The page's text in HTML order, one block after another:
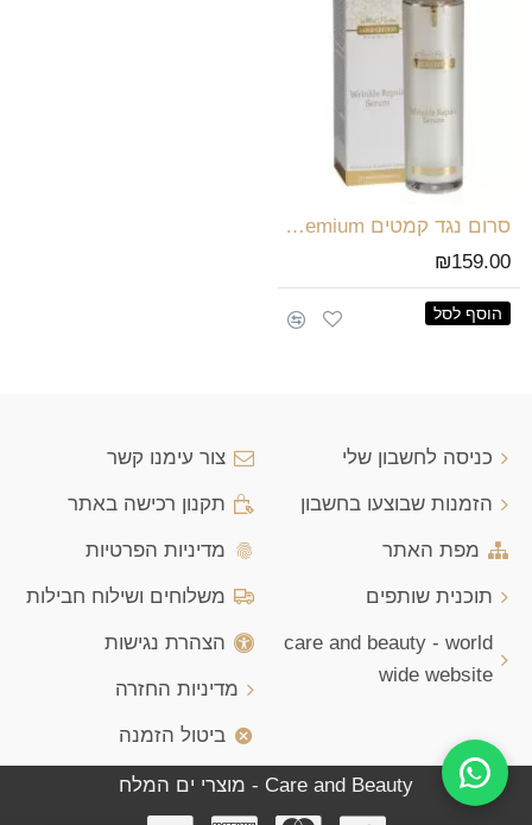
סרום נגד קמטים Gold Edition Premium
₪159.00
הוסף לסל
כניסה לחשבון שלי
הזמנות שבוצעו בחשבון
מפת האתר
תוכנית שותפים
care and beauty - world
wide website
צור עימנו קשר
תקנון רכישה באתר
מדיניות הפרטיות
משלוחים ושילוח חבילות
הצהרת נגישות
מדיניות החזרה
ביטול הזמנה
Care and Beauty - מוצרי ים המלח